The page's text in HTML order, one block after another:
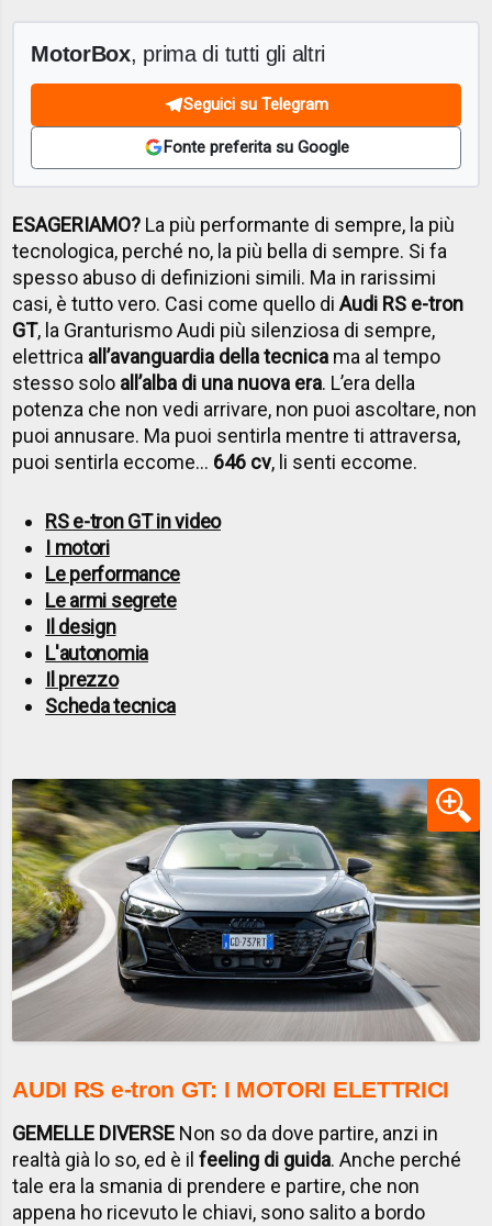
MotorBox, prima di tutti gli altri
Seguici su Telegram
Fonte preferita su Google
ESAGERIAMO? La più performante di sempre, la più
tecnologica, perché no, la più bella di sempre. Si fa
spesso abuso di definizioni simili. Ma in rarissimi
casi, è tutto vero. Casi come quello diAudi RS e-tron
GT, la Granturismo Audi più silenziosa di sempre,
elettrica all’avanguardia della tecnica ma al tempo
stesso solo all’alba di una nuova era. L’era della
potenza che non vedi arrivare, non puoi ascoltare, non
puoi annusare. Ma puoi sentirla mentre ti attraversa,
puoi sentirla eccome… 646 cv, li senti eccome.
RS e-tron GT in video
I motori
Le performance
Le armi segrete
Il design
L'autonomia
Il prezzo
Scheda tecnica
AUDI RS e-tron GT: I MOTORI ELETTRICI
GEMELLE DIVERSE Non so da dove partire, anzi in
realtà già lo so, ed è ilfeeling di guida. Anche perché
tale era la smania di prendere e partire, che non
appena ho ricevuto le chiavi, sono salito a bordo